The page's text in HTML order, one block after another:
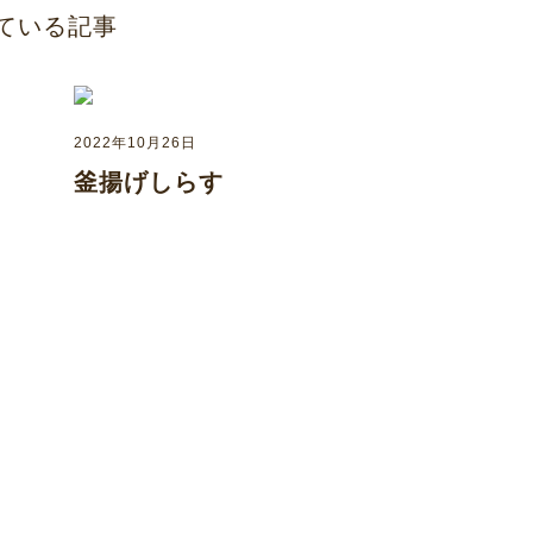
いる記事
2022年10月26日
釜揚げしらす